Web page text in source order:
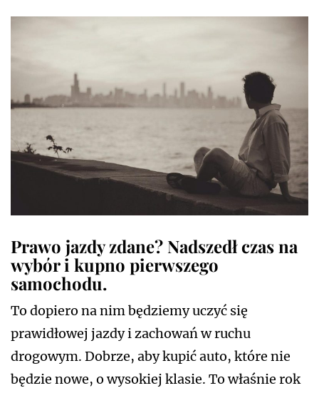
Prawo jazdy zdane? Nadszedł czas na
wybór i kupno pierwszego
samochodu.
To dopiero na nim będziemy uczyć się
prawidłowej jazdy i zachowań w ruchu
drogowym. Dobrze, aby kupić auto, które nie
będzie nowe, o wysokiej klasie. To właśnie rok